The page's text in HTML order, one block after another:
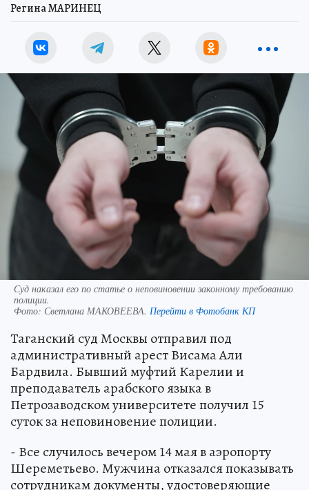
Регина МАРИНЕЦ
Суд наказал его по статье о неповиновении законному требованию
полиции.
Фото: Светлана МАКОВЕЕВА. Перейти в Фотобанк КП
Таганский суд Москвы отправил под
административный арест Висама Али
Бардвила. Бывший муфтий Карелии и
преподаватель арабского языка в
Петрозаводском университете получил 15
суток за неповиновение полиции.
- Все случилось вечером 14 мая в аэропорту
Шереметьево. Мужчина отказался показывать
сотрудникам документы, удостоверяющие